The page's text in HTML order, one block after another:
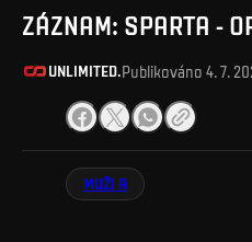
ZÁZNAM: SPARTA -
UNLIMITED.Publikováno 4. 7.
MUŽI A